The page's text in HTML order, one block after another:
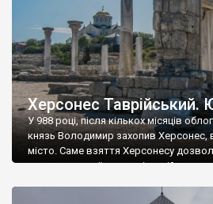
Херсонес
У 988 році, після кількох місяців
князь Володимир захопив Херсонес,
місто. Саме взяття Херсонесу
диктувати свої умови
Херсонесі Володимир-язичник, став